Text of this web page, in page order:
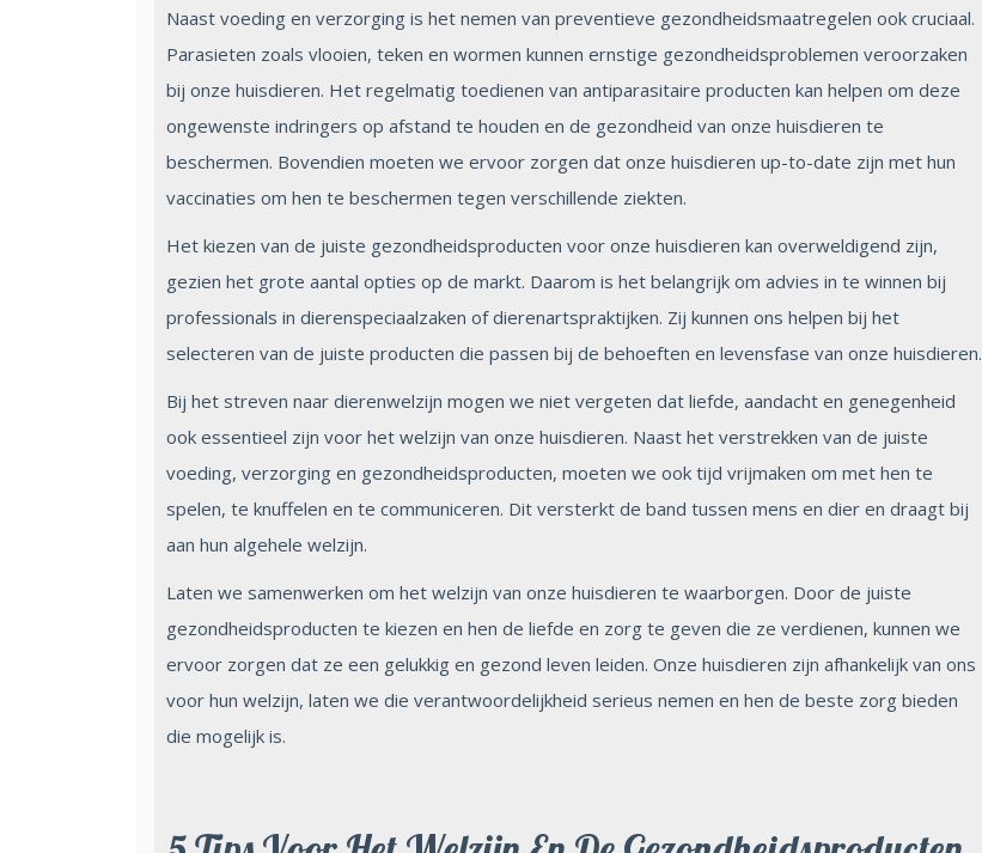
Naast voeding en verzorging is het nemen van preventieve gezondheidsmaatregelen ook cruciaal.
Parasieten zoals vlooien, teken en wormen kunnen ernstige gezondheidsproblemen veroorzaken
bij onze huisdieren. Het regelmatig toedienen van antiparasitaire producten kan helpen om deze
ongewenste indringers op afstand te houden en de gezondheid van onze huisdieren te
beschermen. Bovendien moeten we ervoor zorgen dat onze huisdieren up-to-date zijn met hun
vaccinaties om hen te beschermen tegen verschillende ziekten.
Het kiezen van de juiste gezondheidsproducten voor onze huisdieren kan overweldigend zijn,
gezien het grote aantal opties op de markt. Daarom is het belangrijk om advies in te winnen bij
professionals in dierenspeciaalzaken of dierenartspraktijken. Zij kunnen ons helpen bij het
selecteren van de juiste producten die passen bij de behoeften en levensfase van onze huisdieren.
Bij het streven naar dierenwelzijn mogen we niet vergeten dat liefde, aandacht en genegenheid
ook essentieel zijn voor het welzijn van onze huisdieren. Naast het verstrekken van de juiste
voeding, verzorging en gezondheidsproducten, moeten we ook tijd vrijmaken om met hen te
spelen, te knuffelen en te communiceren. Dit versterkt de band tussen mens en dier en draagt bij
aan hun algehele welzijn.
Laten we samenwerken om het welzijn van onze huisdieren te waarborgen. Door de juiste
gezondheidsproducten te kiezen en hen de liefde en zorg te geven die ze verdienen, kunnen we
ervoor zorgen dat ze een gelukkig en gezond leven leiden. Onze huisdieren zijn afhankelijk van ons
voor hun welzijn, laten we die verantwoordelijkheid serieus nemen en hen de beste zorg bieden
die mogelijk is.